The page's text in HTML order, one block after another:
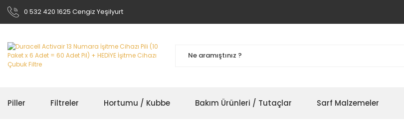
0 532 420 1625 Cengiz Yeşilyurt
Piller Filtreler Hortumu / Kubbe Bakım Ürünleri / Tutaçlar Sarf Malzemeler